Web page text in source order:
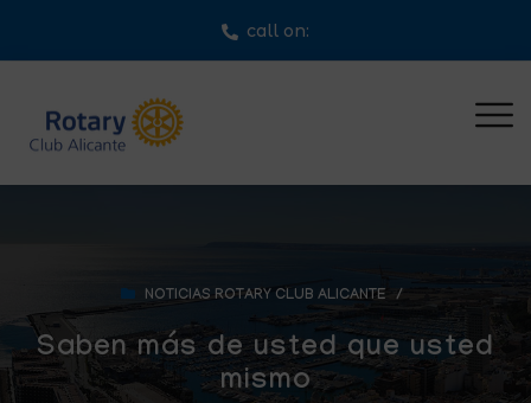
call on:
NOTICIAS ROTARY CLUB ALICANTE /
Saben más de usted que usted
mismo